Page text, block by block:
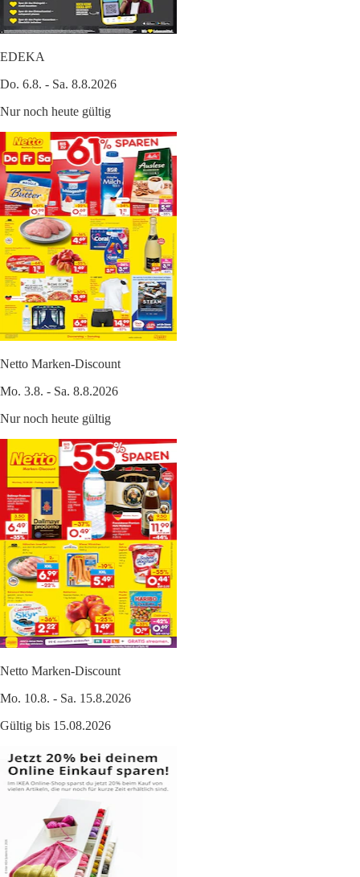
EDEKA
Do. 6.8. - Sa. 8.8.2026
Nur noch heute gültig
Netto Marken-Discount
Mo. 3.8. - Sa. 8.8.2026
Nur noch heute gültig
Netto Marken-Discount
Mo. 10.8. - Sa. 15.8.2026
Gültig bis 15.08.2026